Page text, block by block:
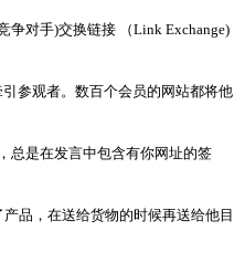
争对手)交换链接 （Link Exchange)
参观者。数百个会员的网站都将他
总是在发言中包含有你网址的签
品，在送给货物的时候再送给他目